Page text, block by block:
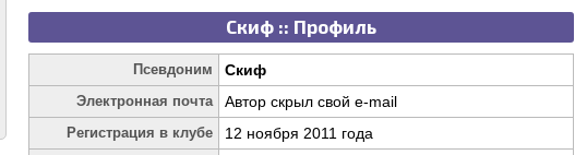
Скиф :: Профиль
Псевдоним Скиф
Электронная почта Автор скрыл свой e-mail
Регистрация в клубе 12 ноября 2011 года